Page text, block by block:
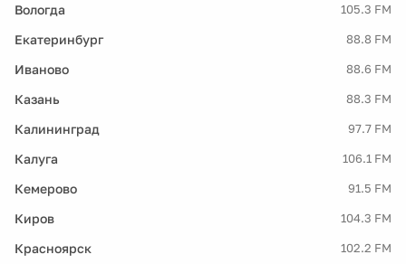
Вологда 105.3 FM
Екатеринбург 88.8 FM
Иваново 88.6 FM
Казань 88.3 FM
Калининград 97.7 FM
Калуга 106.1 FM
Кемерово 91.5 FM
Киров 104.3 FM
Красноярск 102.2 FM